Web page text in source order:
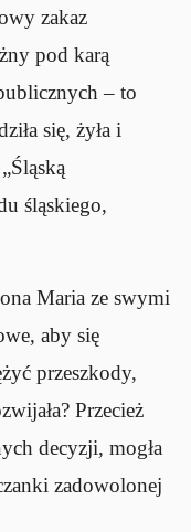
zakaz
pod karą
– to
się, żyła i
śląskiego,
Maria ze swymi
aby się
przeszkody,
Przecież
decyzji, mogła
zadowolonej